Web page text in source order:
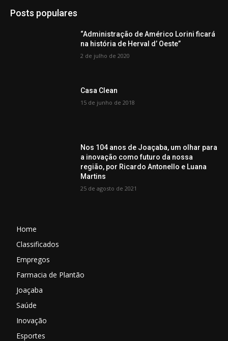
Posts populares
“Administração de Américo Lorini ficará
na história de Herval d’ Oeste”
2 de julho de 2020
Casa Clean
15 de junho de 2018
Nos 104 anos de Joaçaba, um olhar para
a inovação como futuro da nossa
região, por Ricardo Antonello e Luana
Martins
25 de agosto de 2021
Home
Classificados
Empregos
Farmacia de Plantão
Joaçaba
Saúde
Inovação
Esportes